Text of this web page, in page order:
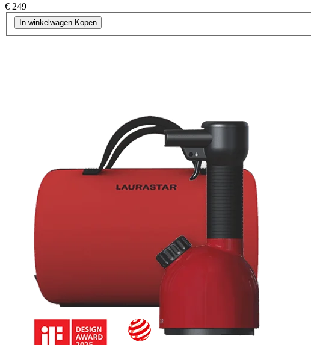
€ 249
In winkelwagen Kopen